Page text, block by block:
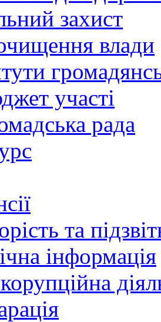
захист
влади
участі
рада
та
інформація